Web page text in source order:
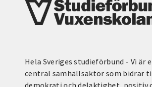
Hela Sveriges studieförbund - Vi är
central samhällsaktör som bidrar
demokrati och delaktighet, positiv